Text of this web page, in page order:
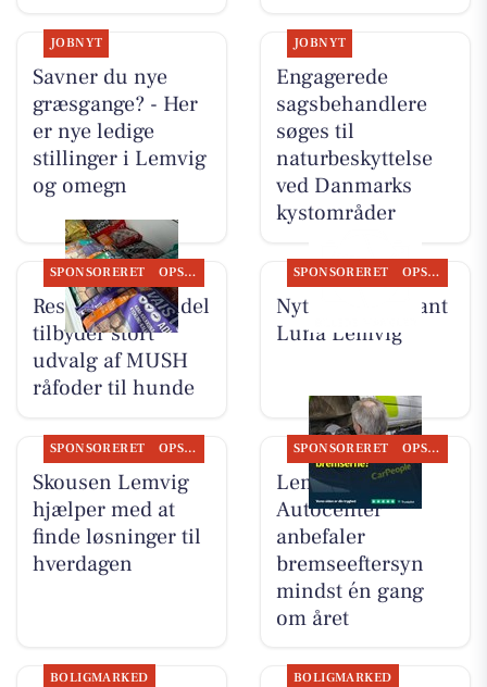
JOBNYT
Savner du nye
græsgange? - Her
er nye ledige
stillinger i Lemvig
og omegn
JOBNYT
Engagerede
sagsbehandlere
søges til
naturbeskyttelse
ved Danmarks
kystområder
SPONSORERET OPSLAGSTAVLEN
Resen Landhandel
tilbyder stort
udvalg af MUSH
råfoder til hunde
SPONSORERET OPSLAGSTAVLEN
Nyt fra Restaurant
Luna Lemvig
SPONSORERET OPSLAGSTAVLEN
Skousen Lemvig
hjælper med at
finde løsninger til
hverdagen
SPONSORERET OPSLAGSTAVLEN
Lemvig
Autocenter
anbefaler
bremseeftersyn
mindst én gang
om året
BOLIGMARKED BOLIGMARKED